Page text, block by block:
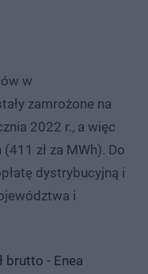
w
zamrożone na
2022 r., a więc
zł za MWh). Do
dystrybucyjną i
i
brutto - Enea